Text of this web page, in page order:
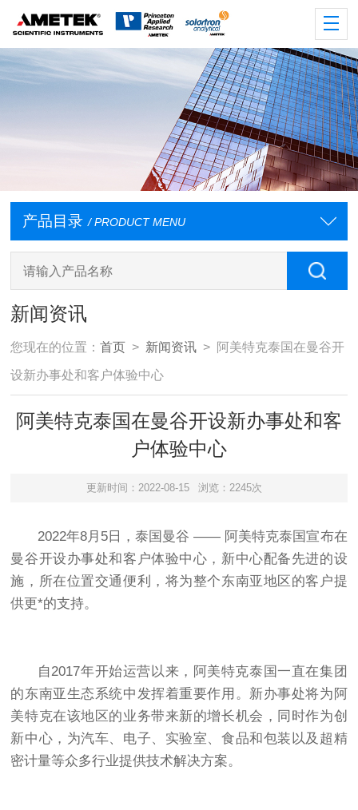
产品目录 / PRODUCT MENU
新闻资讯
您现在的位置：首页 > 新闻资讯 > 阿美特克泰国在曼谷开
设新办事处和客户体验中心
阿美特克泰国在曼谷开设新办事处和客
户体验中心
更新时间：2022-08-15 浏览：2245次
2022年8月5日，泰国曼谷 —— 阿美特克泰国宣布在
曼谷开设办事处和客户体验中心，新中心配备先进的设
施，所在位置交通便利，将为整个东南亚地区的客户提
供更*的支持。
自2017年开始运营以来，阿美特克泰国一直在集团
的东南亚生态系统中发挥着重要作用。新办事处将为阿
美特克在该地区的业务带来新的增长机会，同时作为创
新中心，为汽车、电子、实验室、食品和包装以及超精
密计量等众多行业提供技术解决方案。